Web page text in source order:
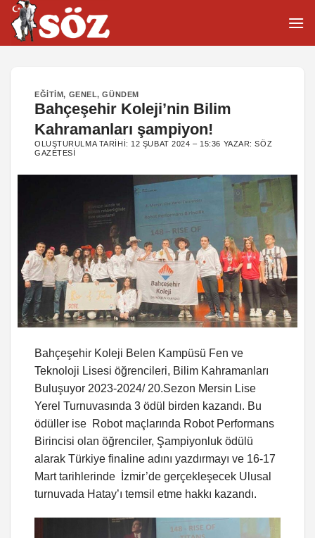
İçeriğe
atla
EĞITIM, GENEL,GÜNDEM
Bahçeşehir Koleji’nin Bilim
Kahramanları şampiyon!
OLUŞTURULMA TARIHI: 12 ŞUBAT 2024 – 15:36 YAZAR:SÖZ
GAZETESI
Bahçeşehir Koleji Belen Kampüsü Fen ve
Teknoloji Lisesi öğrencileri, Bilim Kahramanları
Buluşuyor 2023-2024/ 20.Sezon Mersin Lise
Yerel Turnuvasında 3 ödül birden kazandı. Bu
ödüller ise Robot maçlarında Robot Performans
Birincisi olan öğrenciler, Şampiyonluk ödülü
alarak Türkiye finaline adını yazdırmayı ve 16-17
Mart tarihlerinde İzmir’de gerçekleşecek Ulusal
turnuvada Hatay’ı temsil etme hakkı kazandı.